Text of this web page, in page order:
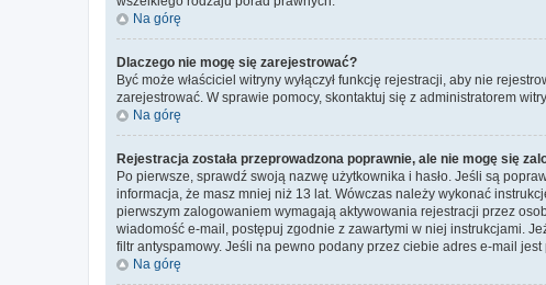
Na górę
Dlaczego nie mogę się zarejestrować?
Być może właściciel witryny wyłączył funkcję rejestracji, aby nie
zarejestrować. W sprawie pomocy, skontaktuj się z administratorem
Na górę
Rejestracja została przeprowadzona poprawnie, ale nie mogę się
Po pierwsze, sprawdź swoją nazwę użytkownika i hasło. Jeśli są
informacja, że masz mniej niż 13 lat. Wówczas należy wykonać
pierwszym zalogowaniem wymagają aktywowania rejestracji przez
wiadomość e-mail, postępuj zgodnie z zawartymi w niej instrukcjami.
filtr antyspamowy. Jeśli na pewno podany przez ciebie adres e-mail
Na górę